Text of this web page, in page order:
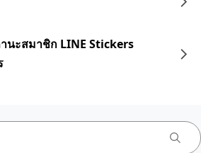
นะสมาชิก LINE Stickers